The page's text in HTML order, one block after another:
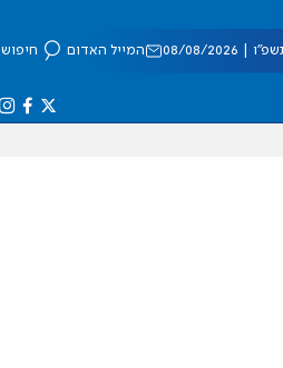
08/2026 המייל האדום חיפוש